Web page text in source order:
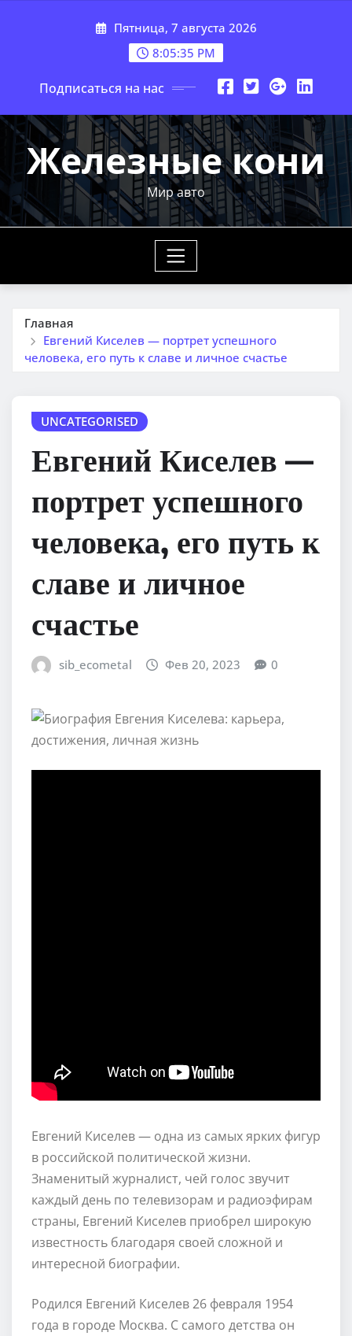
Пятница, 7 августа 2026
8:05:36 PM
Подписаться на нас
Железные кони
Мир авто
Главная
Евгений Киселев — портрет успешного
человека, его путь к славе и личное счастье
UNCATEGORISED
Евгений Киселев —
портрет успешного
человека, его путь к
славе и личное
счастье
sib_ecometal Фев 20, 2023 0
Евгений Киселев — одна из самых ярких фигур
в российской политической жизни.
Знаменитый журналист, чей голос звучит
каждый день по телевизорам и радиоэфирам
страны, Евгений Киселев приобрел широкую
известность благодаря своей сложной и
интересной биографии.
Родился Евгений Киселев 26 февраля 1954
года в городе Москва. С самого детства он